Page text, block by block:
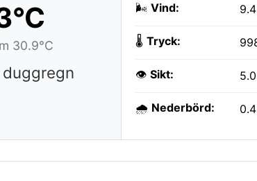
30.9°C
🌬️ Vind:
🌡️ Tryck:
👁️ Sikt:
🌧️ Nederbörd: